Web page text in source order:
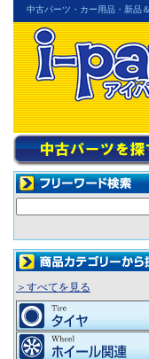
中古パーツ・カー用品・新品
＞すべてを見る